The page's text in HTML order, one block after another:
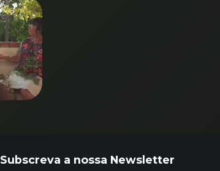
Subscreva a nossa Newsletter